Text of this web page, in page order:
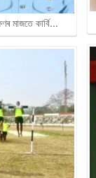
মাজতে কাৰ্বি…